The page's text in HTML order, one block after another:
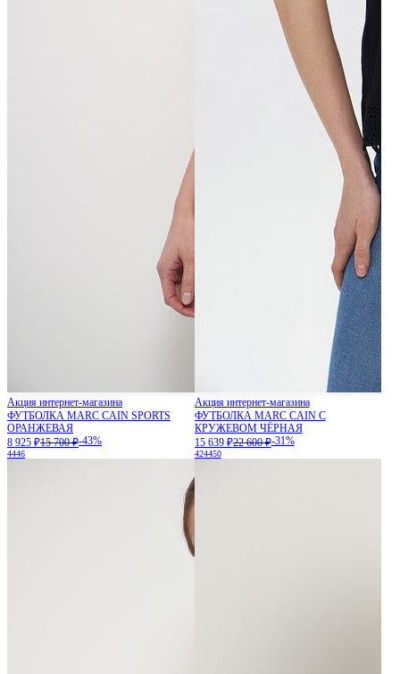
Акция интернет-магазина
ФУТБОЛКА MARC CAIN SPORTS
ОРАНЖЕВАЯ
8 925 ₽15 700 ₽-43%
4446
Акция интернет-магазина
ФУТБОЛКА MARC CAIN С
КРУЖЕВОМ ЧЁРНАЯ
15 639 ₽22 600 ₽-31%
424450